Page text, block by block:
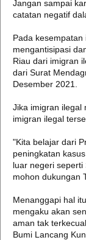
Jangan sampai
catatan negatif
Pada
mengantisipasi
Riau dari imigran
dari Surat
Desember 2021.
Jika imigran ilegal
imigran ilegal
"Kita belajar dari
peningkatan
luar negeri
mohon dukungan
Menanggapi hal
mengaku akan
aman tak
Bumi Lancang